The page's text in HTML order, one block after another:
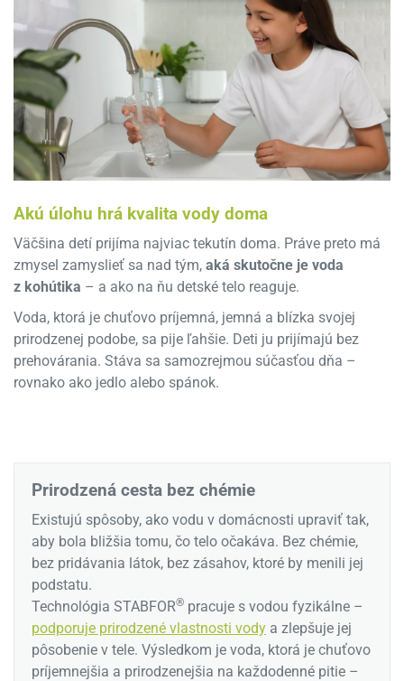
Akú úlohu hrá kvalita vody doma
Väčšina detí prijíma najviac tekutín doma. Práve preto má
zmysel zamyslieť sa nad tým, aká skutočne je voda
z kohútika – a ako na ňu detské telo reaguje.
Voda, ktorá je chuťovo príjemná, jemná a blízka svojej
prirodzenej podobe, sa pije ľahšie. Deti ju prijímajú bez
prehovárania. Stáva sa samozrejmou súčasťou dňa –
rovnako ako jedlo alebo spánok.
Prirodzená cesta bez chémie
Existujú spôsoby, ako vodu v domácnosti upraviť tak,
aby bola bližšia tomu, čo telo očakáva. Bez chémie,
bez pridávania látok, bez zásahov, ktoré by menili jej
podstatu.
Technológia STABFOR® pracuje s vodou fyzikálne –
podporuje prirodzené vlastnosti vody a zlepšuje jej
pôsobenie v tele. Výsledkom je voda, ktorá je chuťovo
príjemnejšia a prirodzenejšia na každodenné pitie –